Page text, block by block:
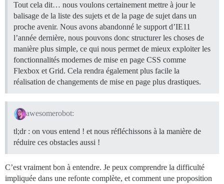
Tout cela dit… nous voulons certainement mettre à jour le
balisage de la liste des sujets et de la page de sujet dans un
proche avenir. Nous avons abandonné le support d’IE11
l’année dernière, nous pouvons donc structurer les choses de
manière plus simple, ce qui nous permet de mieux exploiter les
fonctionnalités modernes de mise en page CSS comme
Flexbox et Grid. Cela rendra également plus facile la
réalisation de changements de mise en page plus drastiques.
awesomerobot:
tl;dr : on vous entend ! et nous réfléchissons à la manière de
réduire ces obstacles aussi !
C’est vraiment bon à entendre. Je peux comprendre la difficulté
impliquée dans une refonte complète, et comment une proposition